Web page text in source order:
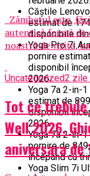
Căștile
estimat de
disponibile din
Yoga Pro 7i
pornire
disponibil
2026.
Yoga 7a 2-in-
estimat de
disponibil
2026.
Yoga 7a 2-în-
pornire de
începând cu
Yoga Slim 7i
Zâmbetul este,
autentică formă de
noastră de vizită,
Uncategorized2 zile
Tot ce
Well 2026.
aniversara de